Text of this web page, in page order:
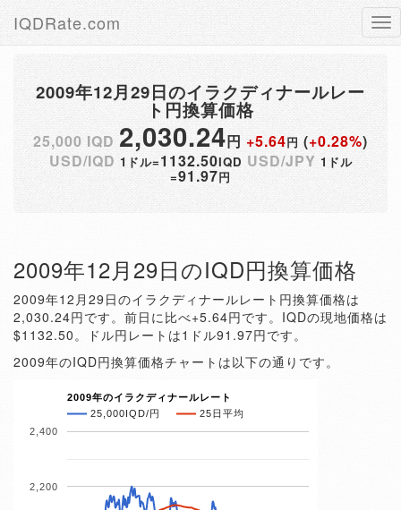
IQDRate.com
2009年12月29日のイラクディナールレー
ト円換算価格
25,000 IQD 2,030.24円+5.64円 (+0.28%)
USD/IQD 1ドル=1132.50IQD USD/JPY 1ドル
=91.97円
2009年12月29日のIQD円換算価格
2009年12月29日のイラクディナールレート円換算価格は
2,030.24円です。前日に比べ+5.64円です。IQDの現地価格は
$1132.50。ドル円レートは1ドル91.97円です。
2009年のIQD円換算価格チャートは以下の通りです。
2009年のイラクディナールレート
25,000IQD/円
25日平均
2,200
2,400